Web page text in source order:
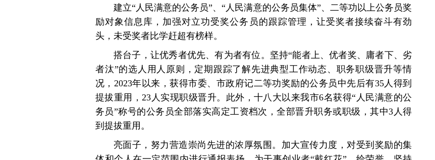
建立“人民满意的公务员”、“人民满意的公务员集体”、二等功以上公务员奖
励对象信息库，加强对立功受奖公务员的跟踪管理，让受奖者接续奋斗有劲
头，未受奖者比学赶超有榜样。
搭台子，让优秀者优先、有为者有位。坚持“能者上、优者奖、庸者下、劣
者汰”的选人用人原则，定期跟踪了解先进典型工作动态、职务职级晋升等情
况，2023年以来，获得市委、市政府记二等功奖励的公务员中先后有35人得到
提拔重用，23人实现职级晋升。此外，十八大以来我市6名获得“人民满意的公
务员”称号的公务员全部落实高定工资档次，全部晋升职务或职级，其中3人得
到提拔重用。
亮面子，努力营造崇尚先进的浓厚氛围。加大宣传力度，对受到奖励的集